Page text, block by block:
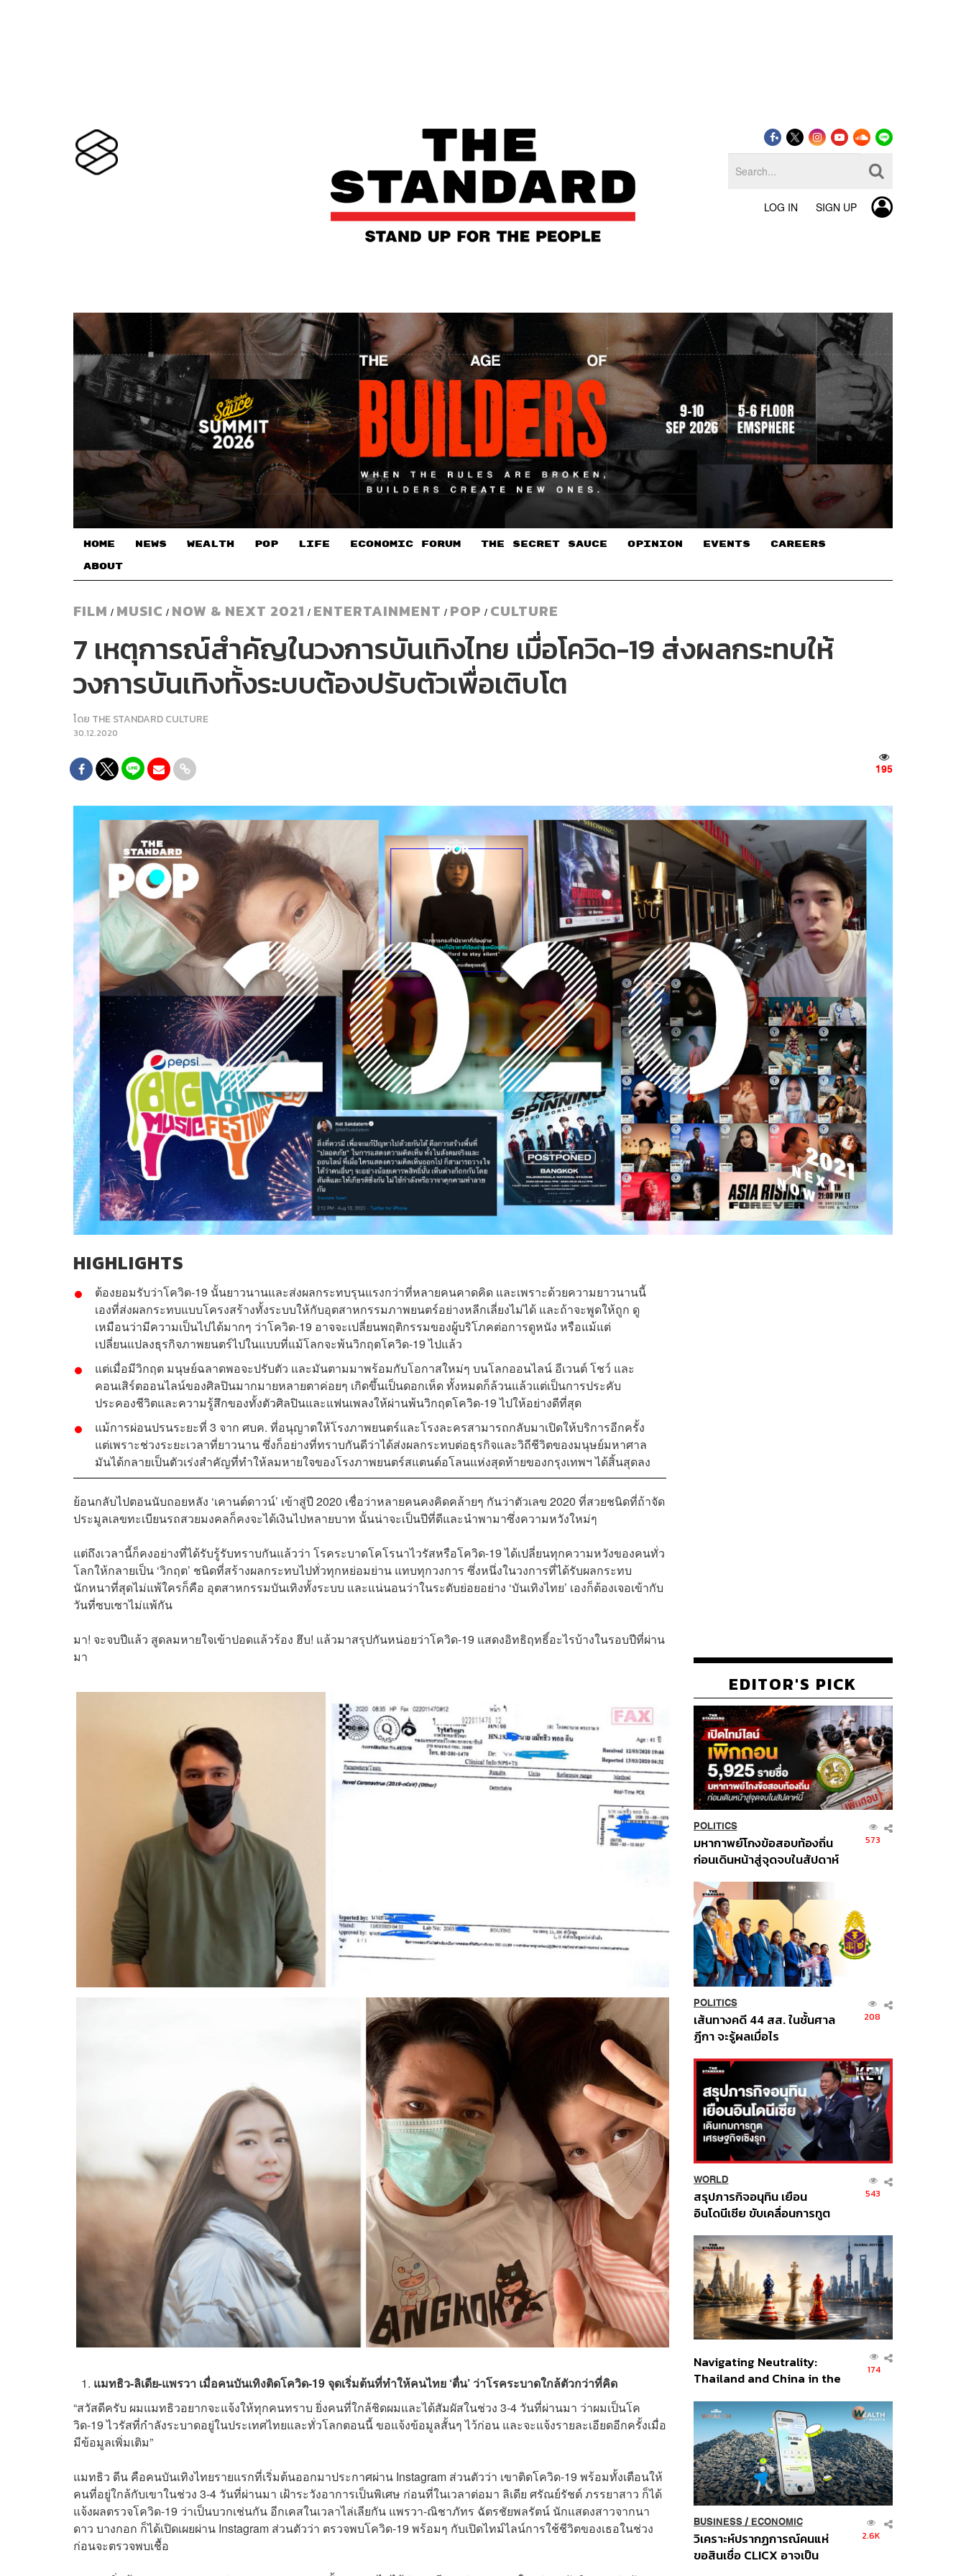
LOG IN SIGN UP
HOME NEWS WEALTH POP LIFE ECONOMIC FORUM THE SECRET SAUCE​ OPINION EVENTS CAREERS
ABOUT
FILM / MUSIC / NOW & NEXT 2021 / ENTERTAINMENT / POP / CULTURE
7 เหตุการณ์สำคัญในวงการบันเทิงไทย เมื่อโควิด-19 ส่งผลกระทบให้
วงการบันเทิงทั้งระบบต้องปรับตัวเพื่อเติบโต
โดย THE STANDARD CULTURE
30.12.2020
195
HIGHLIGHTS
ต้องยอมรับว่าโควิด-19 นั้นยาวนานและส่งผลกระทบรุนแรงกว่าที่หลายคนคาดคิด และเพราะด้วยความยาวนานนี้
เองที่ส่งผลกระทบแบบโครงสร้างทั้งระบบให้กับอุตสาหกรรมภาพยนตร์อย่างหลีกเลี่ยงไม่ได้ และถ้าจะพูดให้ถูก ดู
เหมือนว่ามีความเป็นไปได้มากๆ ว่าโควิด-19 อาจจะเปลี่ยนพฤติกรรมของผู้บริโภคต่อการดูหนัง หรือแม้แต่
เปลี่ยนแปลงธุรกิจภาพยนตร์ไปในแบบที่แม้โลกจะพ้นวิกฤตโควิด-19 ไปแล้ว
แต่เมื่อมีวิกฤต มนุษย์ฉลาดพอจะปรับตัว และมันตามมาพร้อมกับโอกาสใหม่ๆ บนโลกออนไลน์ อีเวนต์ โชว์ และ
คอนเสิร์ตออนไลน์ของศิลปินมากมายหลายตาค่อยๆ เกิดขึ้นเป็นดอกเห็ด ทั้งหมดก็ล้วนแล้วแต่เป็นการประคับ
ประคองชีวิตและความรู้สึกของทั้งตัวศิลปินและแฟนเพลงให้ผ่านพ้นวิกฤตโควิด-19 ไปให้อย่างดีที่สุด
แม้การผ่อนปรนระยะที่ 3 จาก ศบค. ที่อนุญาตให้โรงภาพยนตร์และโรงละครสามารถกลับมาเปิดให้บริการอีกครั้ง
แต่เพราะช่วงระยะเวลาที่ยาวนาน ซึ่งก็อย่างที่ทราบกันดีว่าได้ส่งผลกระทบต่อธุรกิจและวิถีชีวิตของมนุษย์มหาศาล
มันได้กลายเป็นตัวเร่งสำคัญที่ทำให้ลมหายใจของโรงภาพยนตร์สแตนด์อโลนแห่งสุดท้ายของกรุงเทพฯ ได้สิ้นสุดลง
ย้อนกลับไปตอนนับถอยหลัง ‘เคานต์ดาวน์’ เข้าสู่ปี 2020 เชื่อว่าหลายคนคงคิดคล้ายๆ กันว่าตัวเลข 2020 ที่สวยชนิดที่ถ้าจัด
ประมูลเลขทะเบียนรถสวยมงคลก็คงจะได้เงินไปหลายบาท นั้นน่าจะเป็นปีที่ดีและนำพามาซึ่งความหวังใหม่ๆ
แต่ถึงเวลานี้ก็คงอย่างที่ได้รับรู้รับทราบกันแล้วว่า โรคระบาดโคโรนาไวรัสหรือโควิด-19 ได้เปลี่ยนทุกความหวังของคนทั่ว
โลกให้กลายเป็น ‘วิกฤต’ ชนิดที่สร้างผลกระทบไปทั่วทุกหย่อมย่าน แทบทุกวงการ ซึ่งหนึ่งในวงการที่ได้รับผลกระทบ
นักหนาที่สุดไม่แพ้ใครก็คือ อุตสาหกรรมบันเทิงทั้งระบบ และแน่นอนว่าในระดับย่อยอย่าง ‘บันเทิงไทย’ เองก็ต้องเจอเข้ากับ
วันที่ซบเซาไม่แพ้กัน
มา! จะจบปีแล้ว สูดลมหายใจเข้าปอดแล้วร้อง ฮึบ! แล้วมาสรุปกันหน่อยว่าโควิด-19 แสดงอิทธิฤทธิ์อะไรบ้างในรอบปีที่ผ่าน
มา
แมทธิว-ลิเดีย-แพรวา เมื่อคนบันเทิงติดโควิด-19 จุดเริ่มต้นที่ทำให้คนไทย ‘ตื่น’ ว่าโรคระบาดใกล้ตัวกว่าที่คิด
“สวัสดีครับ ผมแมทธิวอยากจะแจ้งให้ทุกคนทราบ ยิ่งคนที่ใกล้ชิดผมและได้สัมผัสในช่วง 3-4 วันที่ผ่านมา ว่าผมเป็นโค
วิด-19 ไวรัสที่กำลังระบาดอยู่ในประเทศไทยและทั่วโลกตอนนี้ ขอแจ้งข้อมูลสั้นๆ ไว้ก่อน และจะแจ้งรายละเอียดอีกครั้งเมื่อ
มีข้อมูลเพิ่มเติม”
แมทธิว ดีน คือคนบันเทิงไทยรายแรกที่เริ่มต้นออกมาประกาศผ่าน Instagram ส่วนตัวว่า เขาติดโควิด-19 พร้อมทั้งเตือนให้
คนที่อยู่ใกล้กับเขาในช่วง 3-4 วันที่ผ่านมา เฝ้าระวังอาการเป็นพิเศษ ก่อนที่ในเวลาต่อมา ลิเดีย ศรัณย์รัชต์ ภรรยาสาว ก็ได้
แจ้งผลตรวจโควิด-19 ว่าเป็นบวกเช่นกัน อีกเคสในเวลาไล่เลียกัน แพรวา-ณิชาภัทร ฉัตรชัยพลรัตน์ นักแสดงสาวจากนา
ดาว บางกอก ก็ได้เปิดเผยผ่าน Instagram ส่วนตัวว่า ตรวจพบโควิด-19 พร้อมๆ กับเปิดไทม์ไลน์การใช้ชีวิตของเธอในช่วง
ก่อนจะตรวจพบเชื้อ
EDITOR'S PICK
POLITICS
มหากาพย์โกงข้อสอบท้องถิ่น
ก่อนเดินหน้าสู่จุดจบในสัปดาห์
573
POLITICS
เส้นทางคดี 44 สส. ในชั้นศาล
ฎีกา จะรู้ผลเมื่อไร
208
WORLD
สรุปภารกิจอนุทิน เยือน
อินโดนีเซีย ขับเคลื่อนการทูต
ส่วนยุทธศาสตร์ไทย –
อินโดนีเซีย
543
Navigating Neutrality:
Thailand and China in the
Order
174
BUSINESS/ ECONOMIC
วิเคราะห์ปรากฏการณ์คนแห่
ขอสินเชื่อ CLICX อาจเป็น
2.6K